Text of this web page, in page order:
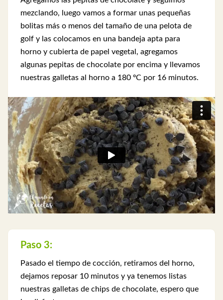
mezclando, luego vamos a formar unas pequeñas
bolitas más o menos del tamaño de una pelota de
golf y las colocamos en una bandeja apta para
horno y cubierta de papel vegetal, agregamos
algunas pepitas de chocolate por encima y llevamos
nuestras galletas al horno a 180 ºC por 16 minutos.
Paso 3:
Pasado el tiempo de cocción, retiramos del horno,
dejamos reposar 10 minutos y ya tenemos listas
nuestras galletas de chips de chocolate, espero que